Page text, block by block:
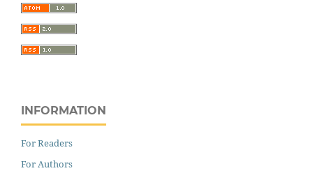
INFORMATION
For Readers
For Authors